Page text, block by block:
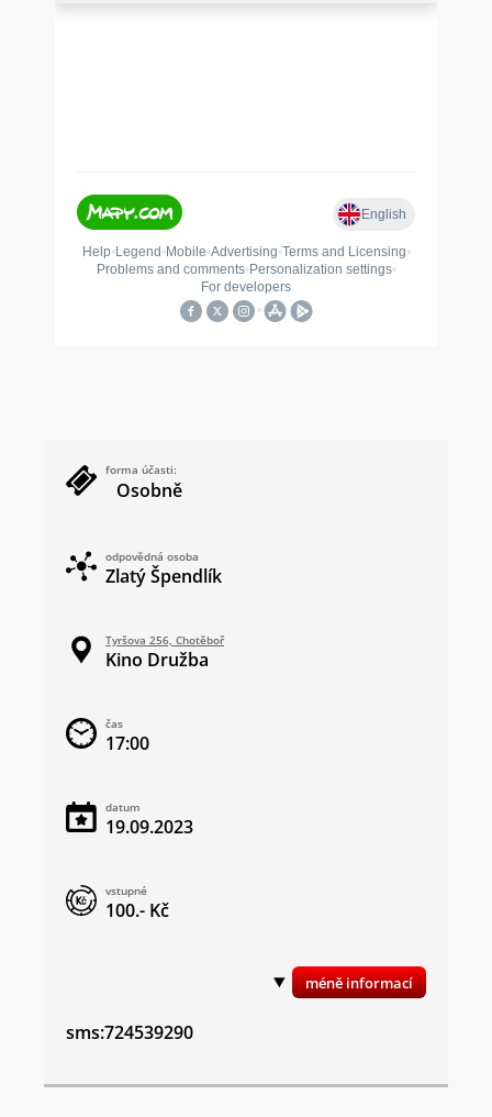
forma účasti:
Osobně
odpovědná osoba
Zlatý Špendlík
Tyršova 256, Chotěboř
Kino Družba
čas
17:00
datum
19.09.2023
vstupné
100.- Kč
sms:724539290